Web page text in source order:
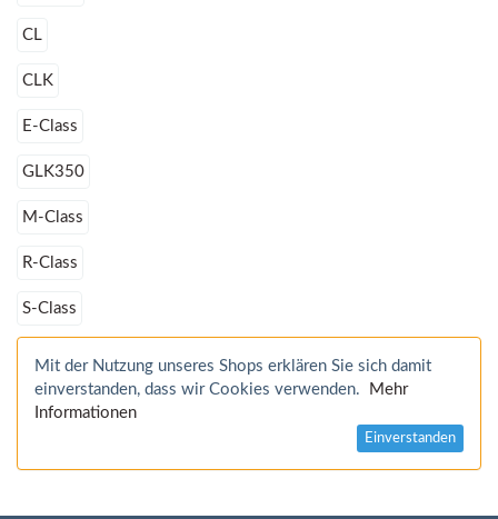
CL
CLK
E-Class
GLK350
M-Class
R-Class
S-Class
Mit der Nutzung unseres Shops erklären Sie sich damit
einverstanden, dass wir Cookies verwenden.
Mehr
Informationen
Einverstanden